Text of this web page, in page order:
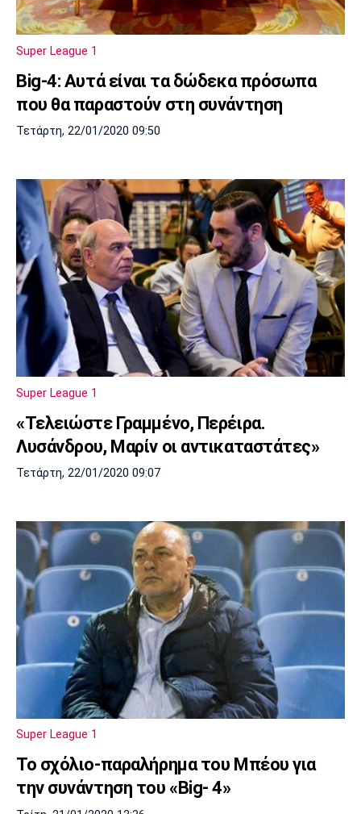
Super League 1
Big-4: Αυτά είναι τα δώδεκα πρόσωπα
που θα παραστούν στη συνάντηση
Τετάρτη, 22/01/2020 09:50
Super League 1
«Τελειώστε Γραμμένο, Περέιρα.
Λυσάνδρου, Μαρίν οι αντικαταστάτες»
Τετάρτη, 22/01/2020 09:07
Super League 1
Το σχόλιο-παραλήρημα του Μπέου για
την συνάντηση του «Big- 4»